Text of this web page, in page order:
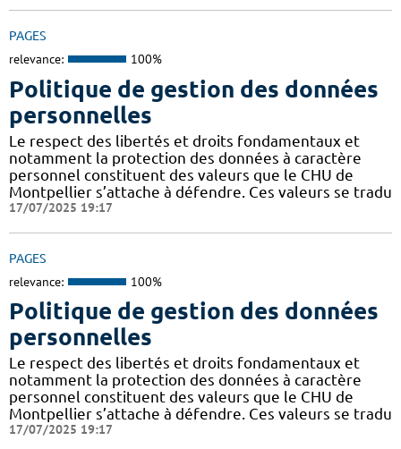
PAGES
relevance: 100%
Politique de gestion des données
personnelles
Le respect des libertés et droits fondamentaux et
notamment la protection des données à caractère
personnel constituent des valeurs que le CHU de
Montpellier s’attache à défendre. Ces valeurs se tradu
17/07/2025 19:17
PAGES
relevance: 100%
Politique de gestion des données
personnelles
Le respect des libertés et droits fondamentaux et
notamment la protection des données à caractère
personnel constituent des valeurs que le CHU de
Montpellier s’attache à défendre. Ces valeurs se tradu
17/07/2025 19:17